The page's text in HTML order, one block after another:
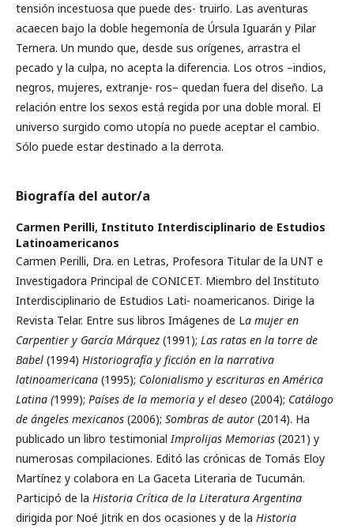
tensión incestuosa que puede des- truirlo. Las aventuras
acaecen bajo la doble hegemonía de Úrsula Iguarán y Pilar
Ternera. Un mundo que, desde sus orígenes, arrastra el
pecado y la culpa, no acepta la diferencia. Los otros –indios,
negros, mujeres, extranje- ros– quedan fuera del diseño. La
relación entre los sexos está regida por una doble moral. El
universo surgido como utopía no puede aceptar el cambio.
Sólo puede estar destinado a la derrota.
Biografía del autor/a
Carmen Perilli, Instituto Interdisciplinario de Estudios
Latinoamericanos
Carmen Perilli, Dra. en Letras, Profesora Titular de la UNT e
Investigadora Principal de CONICET. Miembro del Instituto
Interdisciplinario de Estudios Lati- noamericanos. Dirige la
Revista Telar. Entre sus libros Imágenes de La mujer en
Carpentier y García Márquez (1991); Las ratas en la torre de
Babel (1994) Historiografía y ficción en la narrativa
latinoamericana (1995); Colonialismo y escrituras en América
Latina (1999); Países de la memoria y el deseo (2004); Catálogo
de ángeles mexicanos (2006); Sombras de autor (2014). Ha
publicado un libro testimonialImprolijas Memorias (2021) y
numerosas compilaciones. Editó las crónicas de Tomás Eloy
Martínez y colabora en La Gaceta Literaria de Tucumán.
Participó de la Historia Crítica de la Literatura Argentina
dirigida por Noé Jitrik en dos ocasiones y de la Historia